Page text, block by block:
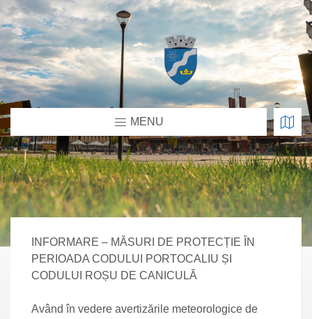
MENU
INFORMARE – MĂSURI DE PROTECȚIE ÎN
PERIOADA CODULUI PORTOCALIU ȘI
CODULUI ROȘU DE CANICULĂ
Având în vedere avertizările meteorologice de